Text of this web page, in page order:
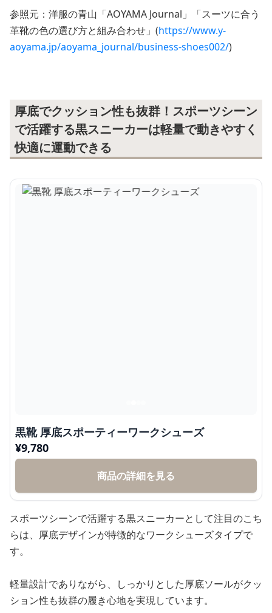
参照元：洋服の青山「AOYAMA Journal」「スーツに合う
革靴の色の選び方と組み合わせ」(https://www.y-
aoyama.jp/aoyama_journal/business-shoes002/)
厚底でクッション性も抜群！スポーツシーン
で活躍する黒スニーカーは軽量で動きやすく
快適に運動できる
黒靴 厚底スポーティーワークシューズ
¥9,780
商品の詳細を見る
スポーツシーンで活躍する黒スニーカーとして注目のこち
らは、厚底デザインが特徴的なワークシューズタイプで
す。
軽量設計でありながら、しっかりとした厚底ソールがクッ
ション性も抜群の履き心地を実現しています。